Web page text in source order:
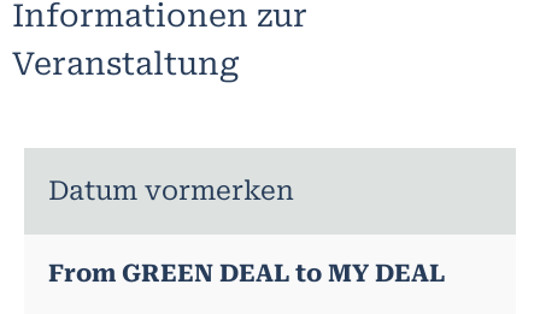
Informationen zur
Veranstaltung
Datum vormerken
From GREEN DEAL to MY DEAL